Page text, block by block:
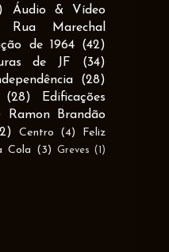
Áudio & Vídeo
Rua Marechal
de 1964
(42)
de JF
(34)
(28)
(28)
Edificações
Ramon Brandão
Centro (4)
Feliz
Cola (3) Greves (1)